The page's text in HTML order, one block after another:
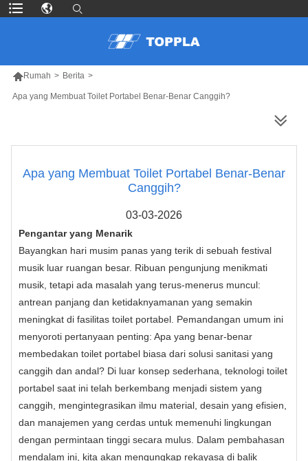
Rumah > Berita >
Apa yang Membuat Toilet Portabel Benar-Benar Canggih?
Apa yang Membuat Toilet Portabel Benar-Benar
Canggih?
03-03-2026
Pengantar yang Menarik
Bayangkan hari musim panas yang terik di sebuah festival
musik luar ruangan besar. Ribuan pengunjung menikmati
musik, tetapi ada masalah yang terus-menerus muncul:
antrean panjang dan ketidaknyamanan yang semakin
meningkat di fasilitas toilet portabel. Pemandangan umum ini
menyoroti pertanyaan penting: Apa yang benar-benar
membedakan toilet portabel biasa dari solusi sanitasi yang
canggih dan andal? Di luar konsep sederhana, teknologi toilet
portabel saat ini telah berkembang menjadi sistem yang
canggih, mengintegrasikan ilmu material, desain yang efisien,
dan manajemen yang cerdas untuk memenuhi lingkungan
dengan permintaan tinggi secara mulus. Dalam pembahasan
mendalam ini, kita akan mengungkap rekayasa di balik